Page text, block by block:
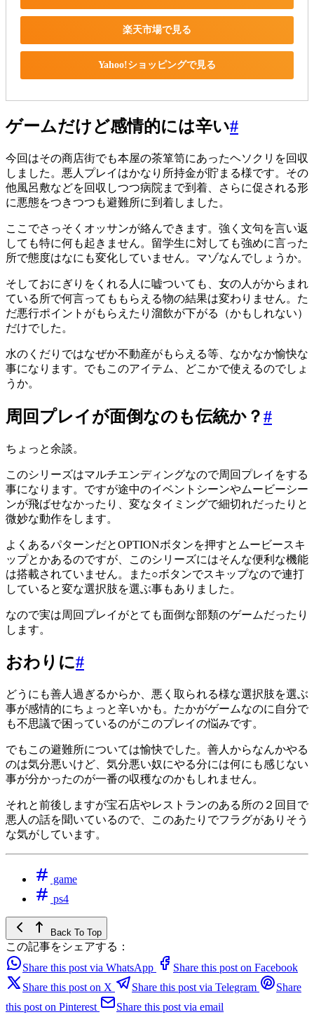
楽天市場で見る
Yahoo!ショッピングで見る
ゲームだけど感情的には辛い#
今回はその商店街でも本屋の茶箪笥にあったヘソクリを回収
しました。悪人プレイはかなり所持金が貯まる様です。その
他風呂敷などを回収しつつ病院まで到着、さらに促される形
に悪態をつきつつも避難所に到着しました。
ここでさっそくオッサンが絡んできます。強く文句を言い返
しても特に何も起きません。留学生に対しても強めに言った
所で態度はなにも変化していません。マゾなんでしょうか。
そしておにぎりをくれる人に嘘ついても、女の人がからまれ
ている所で何言ってももらえる物の結果は変わりません。た
だ悪行ポイントがもらえたり溜飲が下がる（かもしれない）
だけでした。
水のくだりではなぜか不動産がもらえる等、なかなか愉快な
事になります。でもこのアイテム、どこかで使えるのでしょ
うか。
周回プレイが面倒なのも伝統か？#
ちょっと余談。
このシリーズはマルチエンディングなので周回プレイをする
事になります。ですが途中のイベントシーンやムービーシー
ンが飛ばせなかったり、変なタイミングで細切れだったりと
微妙な動作をします。
よくあるパターンだとOPTIONボタンを押すとムービースキ
ップとかあるのですが、このシリーズにはそんな便利な機能
は搭載されていません。また○ボタンでスキップなので連打
していると変な選択肢を選ぶ事もありました。
なので実は周回プレイがとても面倒な部類のゲームだったり
します。
おわりに#
どうにも善人過ぎるからか、悪く取られる様な選択肢を選ぶ
事が感情的にちょっと辛いかも。たかがゲームなのに自分で
も不思議で困っているのがこのプレイの悩みです。
でもこの避難所については愉快でした。善人からなんかやる
のは気分悪いけど、気分悪い奴にやる分には何にも感じない
事が分かったのが一番の収穫なのかもしれません。
それと前後しますが宝石店やレストランのある所の２回目で
悪人の話を聞いているので、このあたりでフラグがありそう
な気がしています。
game
ps4
Back To Top
この記事をシェアする：
Share this post via WhatsApp
Share this post on Facebook
Share this post on X
Share this post via Telegram
Share
this post on Pinterest
Share this post via email